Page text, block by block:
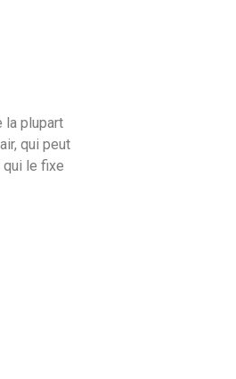
la plupart
qui peut
qui le fixe